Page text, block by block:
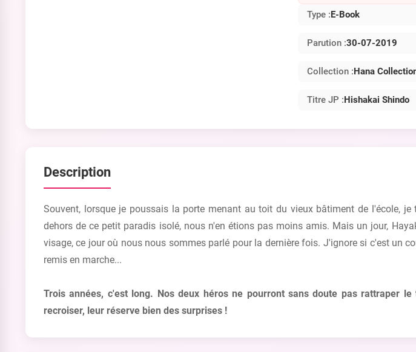
Type :E-Book
Parution :30-07-2019
Collection :Hana
Titre JP :Hishakai Shindo
Description
Souvent, lorsque je poussais la porte menant au toit du vieux bâtiment de l'école,
dehors de ce petit paradis isolé, nous n'en étions pas moins amis. Mais un jour,
visage, ce jour où nous nous sommes parlé pour la dernière fois. J'ignore si c'est un
remis en marche...
Trois années, c'est long. Nos deux héros ne pourront sans doute pas rattraper
recroiser, leur réserve bien des surprises !